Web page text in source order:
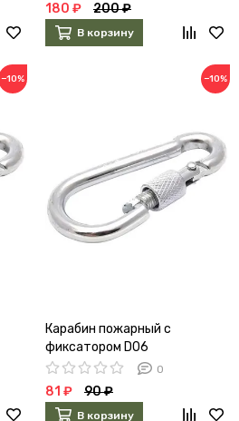
180 ₽ 200 ₽
В корзину
−10% −10%
Карабин пожарный с
фиксатором D06
0
81 ₽ 90 ₽
В корзину